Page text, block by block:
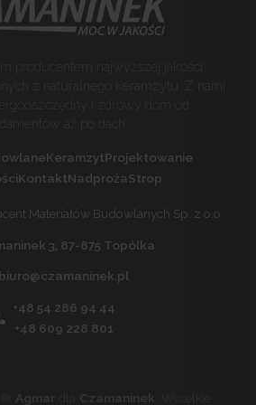
KeramzytProjektowanie
KontaktNadprożaStrop
Materiałów Budowlanych Sp. z o.o.
3, 87-875 Topólka
biuro@czamaninek.pl
+48 54 286 94 44
+48 609 228 801
Agmardla Czamaninek